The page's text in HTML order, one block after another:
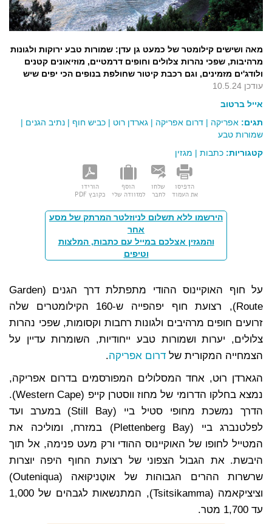
מאה ושישים קילומטר של כמעט גן עדן: שמורות טבע ירוקות ולגונות
מרהיבות, שפכי נהרות צלולים וחופים דרמטיים, מוזיאונים קטנים
ולודג'ים מזמינים, וגם רכבת קיטור שחולפת בנופים הכי יפים שיש
עודכן 10.5.24
אייל ברטוב
תגים: אפריקה | דרום אפריקה | גארדן רוט | כביש חוף | נתיב הגנים |
שמורות טבע
קטגוריות: כתבות | מגזין
הדפיסו
את העמוד
שלחו
לחבר
הוסף
למזוודה שלי
הורידו
כקובץ PDF
הירשמו ללא תשלום לניוזלטר המרתק של מסע
אחר
והמגזין אצלכם במייל עם כתבות, המלצות
וטיפים
על חוף האוקיינוס ההודי מתפתלת דרך הגנים (Garden
Route), רצועת חוף יפהפייה ש-160 הקילומטרים שלה
זרועים חופים מרהיבים ולגונות רחבות וקסומות, שפכי נהרות
צלולים, יערות ושמורות טבע ייחודיות, השומרות עדיין על
הצמחייה המקורית של דרום אפריקה.
הגארדן רוּט, אחד המסלולים המפורסמים בדרום אפריקה,
נמצא בחלקו הדרומי של מחוז ווסטרן קייפ (Western Cape).
הדרך נמשכת מחופי סטיל ביי (Still Bay) במערב ועד
לפלטנברג ביי (Plettenberg Bay) במזרח, ומוליכה את
המטייל לחופו של האוקיינוס ההודי ורק מעט פנימה, אל תוך
היבשת. את הגבול הצפוני של רצועת החוף היפה יוצרות
שרשרות ההרים הגבוהות של אוטֶניקוּאה (Outeniqua)
וציציקאמה (Tsitsikamma), המתנשאות לגבהים של 1,000
עד 1,700 מטר.